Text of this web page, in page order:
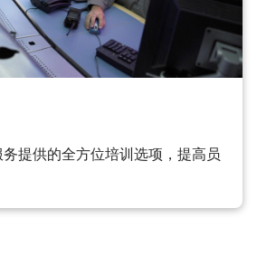
提供的全方位培训选项，提高员